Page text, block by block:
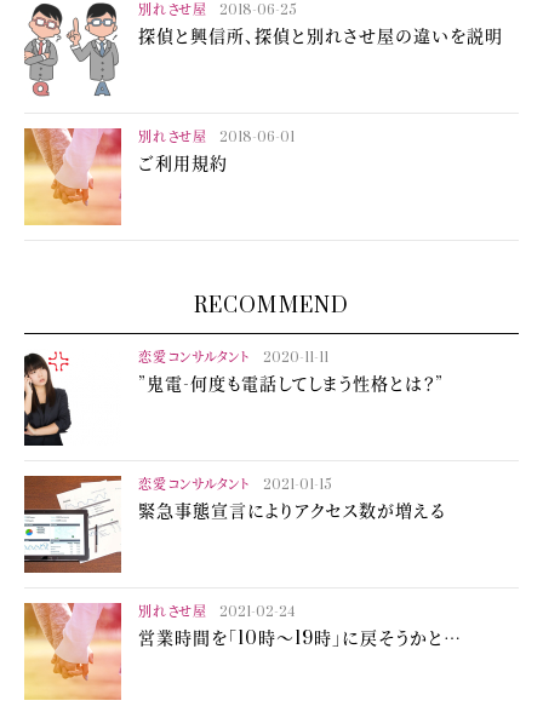
別れさせ屋 2018-06-25
探偵と興信所、探偵と別れさせ屋の違いを説明
別れさせ屋 2018-06-01
ご利用規約
RECOMMEND
恋愛コンサルタント 2020-11-11
”鬼電-何度も電話してしまう性格とは？”
恋愛コンサルタント 2021-01-15
緊急事態宣言によりアクセス数が増える
別れさせ屋 2021-02-24
営業時間を「10時～19時」に戻そうかと…